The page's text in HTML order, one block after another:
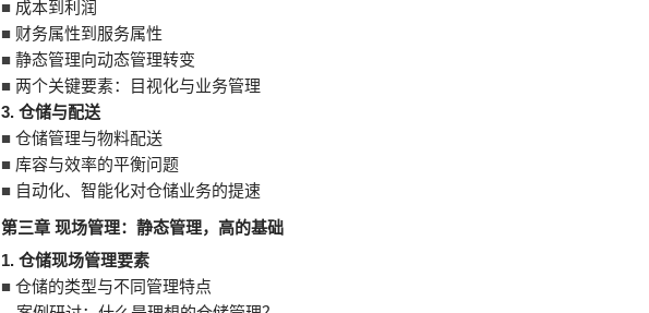
■ 成本到利润
■ 财务属性到服务属性
■ 静态管理向动态管理转变
■ 两个关键要素：目视化与业务管理
3. 仓储与配送
■ 仓储管理与物料配送
■ 库容与效率的平衡问题
■ 自动化、智能化对仓储业务的提速
第三章 现场管理：静态管理，高的基础
1. 仓储现场管理要素
■ 仓储的类型与不同管理特点